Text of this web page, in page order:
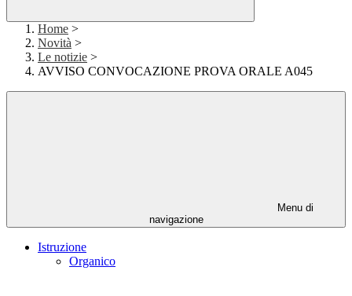
Home >
Novità >
Le notizie >
AVVISO CONVOCAZIONE PROVA ORALE A045
Menu di
navigazione
Istruzione
Organico